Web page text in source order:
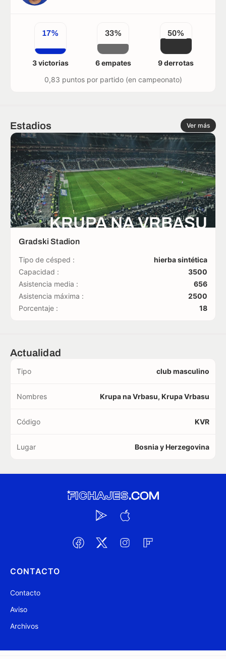
17%
3 victorias
33%
6 empates
50%
9 derrotas
0,83 puntos por partido (en campeonato)
Estadios Ver más
KRUPA NA VRBASU
Gradski Stadion
Tipo de césped :
hierba sintética
Capacidad :
3500
Asistencia media :
656
Asistencia máxima :
2500
Porcentaje :
18
Actualidad
Tipo club masculino
Nombres Krupa na Vrbasu, Krupa Vrbasu
Código KVR
Lugar Bosnia y Herzegovina
CONTACTO
Contacto
Aviso
Archivos